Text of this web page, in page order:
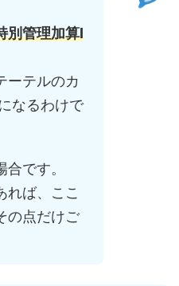
別管理加算Ⅰ
ーテルのカ
なるわけで
です。
れば、ここ
の点だけご